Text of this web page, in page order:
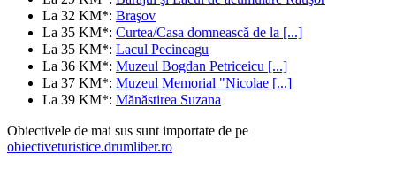
La 32 KM*: Braşov
La 35 KM*: Curtea/Casa domnească de la [...]
La 35 KM*: Lacul Pecineagu
La 36 KM*: Muzeul Bogdan Petriceicu [...]
La 37 KM*: Muzeul Memorial "Nicolae [...]
La 39 KM*: Mănăstirea Suzana
Obiectivele de mai sus sunt importate de pe
obiectiveturistice.drumliber.ro